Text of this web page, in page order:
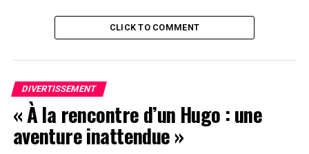
nouvelle chanson de Saba.À lire aussi – La star de Baby
John, Varun Dhawan, et Natasha Dalal vont louer la
maison de Hrithik Roshan à Mumbai ; ce superstar sera
Découvrez une vidéo de Hrithik
Roshan et Saba Azad
CLICK TO COMMENT
DIVERTISSEMENT
« À la rencontre d’un Hugo : une
aventure inattendue »